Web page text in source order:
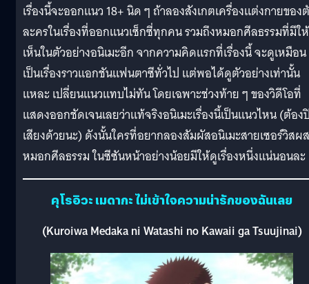
เรื่องนี้จะออกแนว 18+ นิด ๆ ถ้าลองสังเกตเครื่องแต่งกายของ
ละครในเรื่องที่ออกแนวเซ็กซี่ทุกคน รวมถึงหมอกศีลธรรมที่มีให้
เห็นในตัวอย่างอนิเมะอีก จากความคิดแรกที่เรื่องนี้ จะดูเหมือน
เป็นเรื่องราวแอกชันแฟนตาซีทั่วไป แต่พอได้ดูตัวอย่างเท่านั้น
แหละ เปลี่ยนแนวแทบไม่ทัน โดยเฉพาะช่วงท้าย ๆ ของวิดีโอที่
แสดงออกชัดเจนเลยว่าแท้จริงอนิเมะเรื่องนี้เป็นแนวไหน (ต้อ
เสียงด้วยนะ) ดังนั้นใครที่อยากลองสัมผัสอนิเมะสายเซอร์วิสผ
หมอกศีลธรรม ในซีซันหน้าอย่างน้อยมีให้ดูเรื่องหนึ่งแน่นอนละ
คุโรอิวะ เมดากะ ไม่เข้าใจความน่ารักของฉันเลย
(Kuroiwa Medaka ni Watashi no Kawaii ga Tsuujinai)